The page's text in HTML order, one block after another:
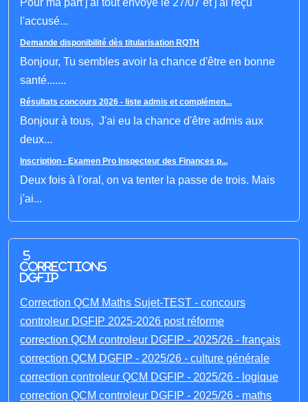
Pour ma part j'ai tout envoyé le 27/07 et j'ai reçu
l'accusé...
Demande disponibilité dès titularisation RQTH
Bonjour, Tu sembles avoir la chance d'être en bonne
santé.......
Résultats concours 2026 - liste admis et complémen...
Bonjour à tous, J'ai eu la chance d'être admis aux
deux...
Inscription - Examen Pro Inspecteur des Finances p...
Deux fois à l'oral, on va tenter la passe de trois. Mais
j'ai...
5
corrections
DGFIP
Correction QCM Maths Sujet-TEST - concours
controleur DGFIP 2025-2026 post réforme
correction QCM controleur DGFIP - 2025/26 - français
correction QCM DGFIP - 2025/26 - culture générale
correction controleur QCM DGFIP - 2025/26 - logique
correction QCM controleur DGFIP - 2025/26 - maths